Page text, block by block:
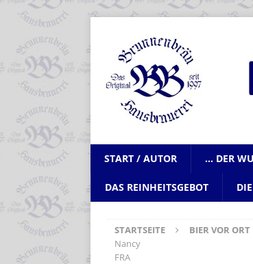
START / AUTOR … DER
DAS REINHEITSGEBOT
STARTSEITE BIER VOR ORT
Nancy
FRA